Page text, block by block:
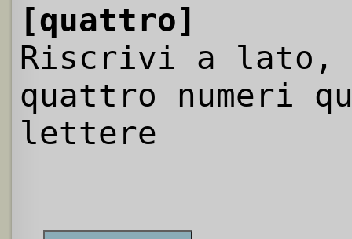
[quattro]
Riscrivi a
quattro numeri
lettere